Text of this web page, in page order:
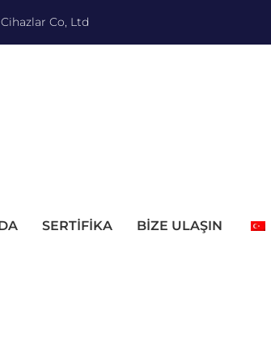
Co, Ltd
SERTIFIKA BIZE ULAŞIN